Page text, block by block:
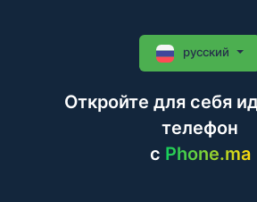
Откройте для себя
телефон
c Phone.ma
русский